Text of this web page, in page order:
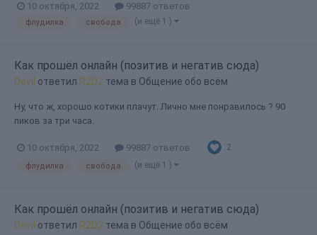
10 октября, 2022 99887 ответов
флудилка свобода (и ещё 1 )
Как прошёл онлайн (позитив и негатив сюда)
Devil ответил R2D2 тема в Общение обо всём
Ну, что ж, хорошо котики плачут. Лично мне понравилось ? 90
пиков за три часа.
10 октября, 2022 99887 ответов 2
флудилка свобода (и ещё 1 )
Как прошёл онлайн (позитив и негатив сюда)
Devil ответил R2D2 тема в Общение обо всём